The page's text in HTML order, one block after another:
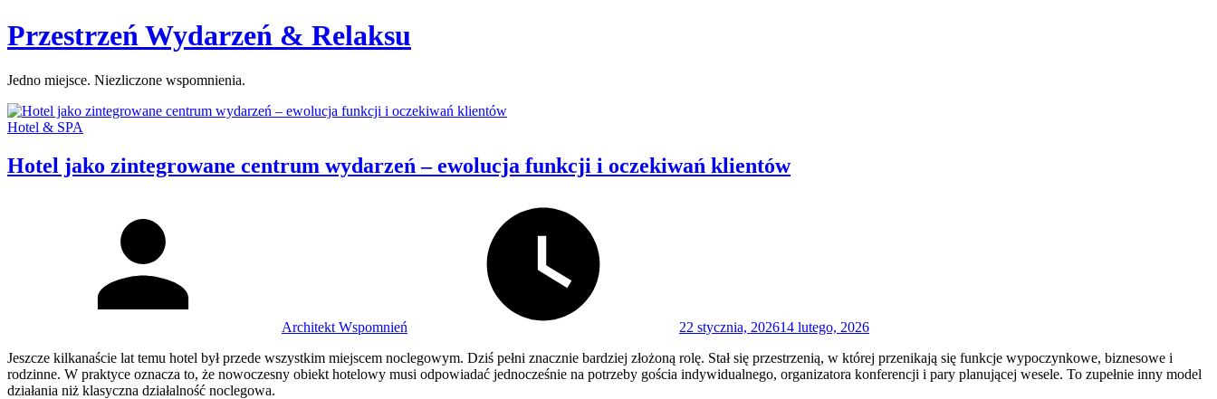
Skip
to
Przestrzeń Wydarzeń & Relaksu
Jedno miejsce. Niezliczone wspomnienia.
Categories:
Hotel & SPA
Hotel jako zintegrowane centrum wydarzeń – ewolucja funkcji i oczekiwań klientów
Architekt Wspomnień 22 stycznia, 202614 lutego, 2026
Jeszcze kilkanaście lat temu hotel był przede wszystkim miejscem noclegowym. Dziś pełni znacznie bardziej złożoną rolę. Stał się przestrzenią, w której przenikają się funkcje wypoczynkowe, biznesowe i
rodzinne. W praktyce oznacza to, że nowoczesny obiekt hotelowy musi odpowiadać jednocześnie na potrzeby gościa indywidualnego, organizatora konferencji i pary planującej wesele. To zupełnie inny model
działania niż klasyczna działalność noclegowa.